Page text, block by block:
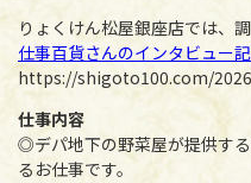
りょくけん松屋銀座店では、
仕事百貨さんのインタビュー
https://shigoto100.com/
仕事内容
◎デパ地下の野菜屋が提供す
るお仕事です。